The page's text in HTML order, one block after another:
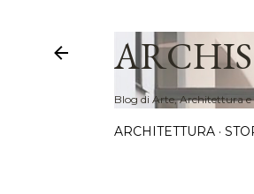
Blog di Arte, Architettura e
ARCHITETTURA